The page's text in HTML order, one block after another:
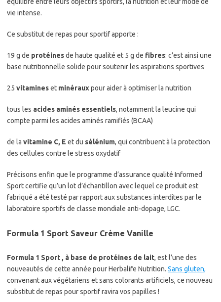
vie intense.
Ce substitut de repas pour sportif apporte :
19 g de protéinesde haute qualité et 5 g de fibres: c’est ainsi une
base nutritionnelle solide pour soutenir les aspirations sportives
25 vitamineset minérauxpour aider à optimiser la nutrition
tous les acides aminés essentiels, notamment la leucine qui
compte parmi les acides aminés ramifiés (BCAA)
de la vitamine C, E et du sélénium, qui contribuent à la protection
des cellules contre le stress oxydatif
Précisons enfin que le programme d’assurance qualité Informed
Sport certifie qu’un lot d’échantillon avec lequel ce produit est
fabriqué a été testé par rapport aux substances interdites par le
laboratoire sportifs de classe mondiale anti-dopage, LGC.
Formula 1 Sport Saveur Crème Vanille
Formula 1 Sport , à base de protéines de lait, est l’une des
nouveautés de cette année pour Herbalife Nutrition. Sans gluten,
convenant aux végétariens et sans colorants artificiels, ce nouveau
substitut de repas pour sportif ravira vos papilles !